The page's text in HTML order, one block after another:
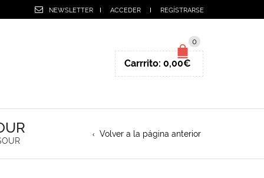
NEWSLETTER ACCEDER REGÍSTRARSE
0
Carrrito: 0,00€
Volver a la página anterior